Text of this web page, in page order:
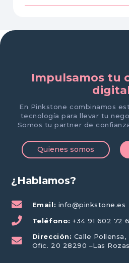
Impulsamos tu
En Pinkstone combinamos
tecnología para llevar tu
Somos tu partner de
Quienes somos
¿Hablamos?
Email: info@pinkstone.es
Teléfono: +34 91 602 72
Dirección: Calle
Ofic. 20 28290 –Las Rozas